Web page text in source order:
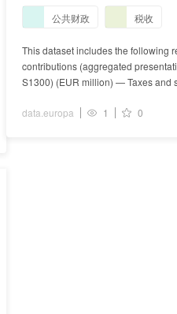
Taxes and social
公共财政 税收
This dataset includes the following
contributions (aggregated
S1300) (EUR million) — Taxes and
data.europa 1 0